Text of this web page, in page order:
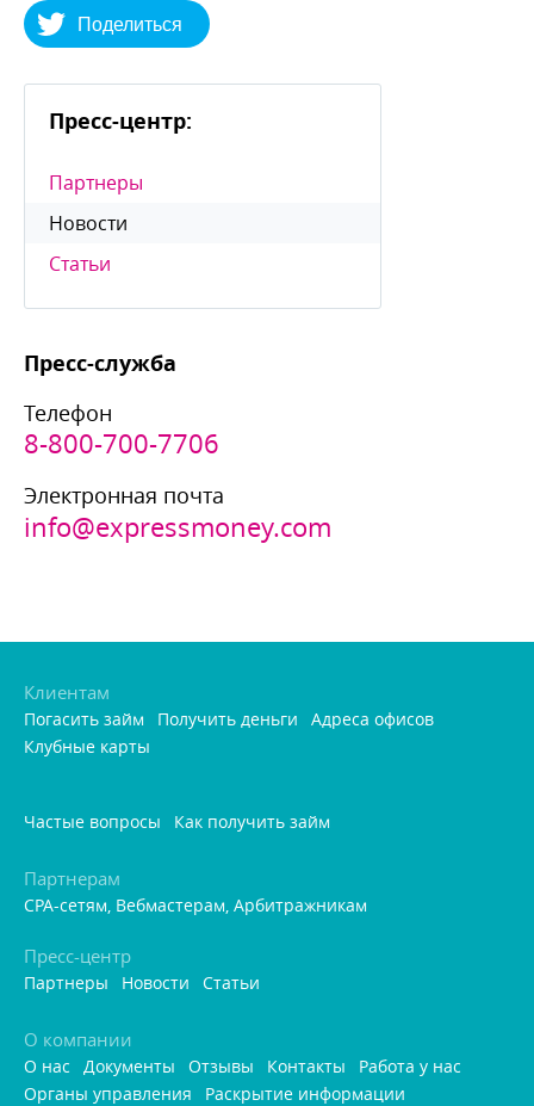
Поделиться
Пресс-центр:
Партнеры
Новости
Статьи
Пресс-служба
Телефон
8-800-700-7706
Электронная почта
info@expressmoney.com
Клиентам
Погасить займ Получить деньги
Адреса офисо
Клубные карты
Частые вопросы Как получить займ
Партнерам
CPA-сетям, Вебмастерам, Арбитражникам
Пресс-центр
Партнеры Новости Статьи
О компании
О нас Документы Отзывы Контакты
Работа у нас
Органы управления
Раскрытие информации